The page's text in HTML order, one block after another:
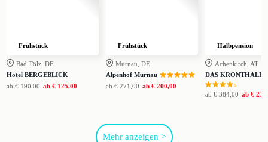
Frühstück
Bad Tölz, DE
Hotel BERGEBLICK
ab € 190,00 ab € 125,00
Frühstück
Murnau, DE
Alpenhof Murnau
ab € 271,00 ab € 200,00
Halbpension
Achenkirch, AT
DAS KRONTHALER
s
ab € 384,00 ab €
Mehr anzeigen >